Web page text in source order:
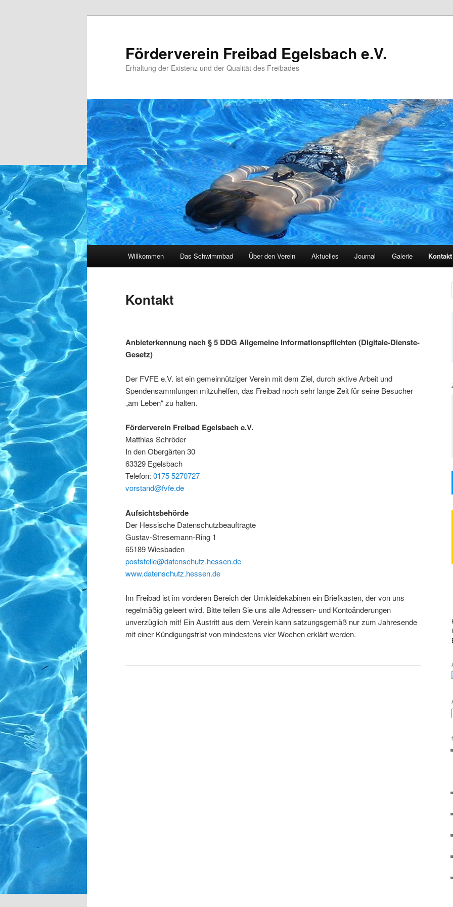
Förderverein Freibad Egelsbach e.V.
Erhaltung der Existenz und der Qualität des Freibades
Willkommen Das Schwimmbad Über den Verein Aktuelles Journal Galerie Kontakt
Kontakt
Anbieterkennung nach § 5 DDG Allgemeine Informationspflichten (Digitale-Dienste-
Gesetz)
Der FVFE e.V. ist ein gemeinnütziger Verein mit dem Ziel, durch aktive Arbeit und
Spendensammlungen mitzuhelfen, das Freibad noch sehr lange Zeit für seine Besucher
„am Leben“ zu halten.
Förderverein Freibad Egelsbach e.V.
Matthias Schröder
In den Obergärten 30
63329 Egelsbach
Telefon: 0175 5270727
vorstand@fvfe.de
Aufsichtsbehörde
Der Hessische Datenschutzbeauftragte
Gustav-Stresemann-Ring 1
65189 Wiesbaden
poststelle@datenschutz.hessen.de
www.datenschutz.hessen.de
Im Freibad ist im vorderen Bereich der Umkleidekabinen ein Briefkasten, der von uns
regelmäßig geleert wird. Bitte teilen Sie uns alle Adressen- und Kontoänderungen
unverzüglich mit! Ein Austritt aus dem Verein kann satzungsgemäß nur zum Jahresende
mit einer Kündigungsfrist von mindestens vier Wochen erklärt werden.